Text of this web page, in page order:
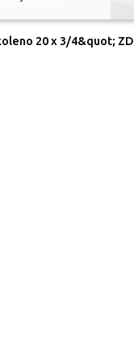
20 x 3/4&quot; ZD